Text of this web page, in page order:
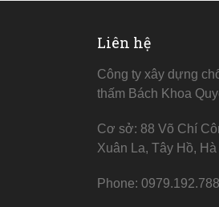
Liên hệ
Công ty xây dựng
thấm Bách Khoa
Cơ sở: 88 Võ Chí
Xuân La, Tây Hồ, Hà
Phone: 0979.192.788